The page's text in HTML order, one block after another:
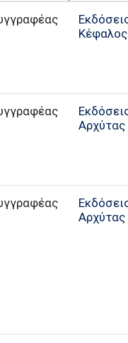
Κέφαλος
Αρχύτας
Αρχύτας